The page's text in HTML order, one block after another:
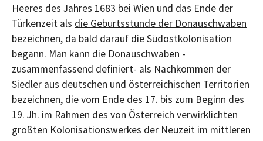
Heeres des Jahres 1683 bei Wien und das Ende der
Türkenzeit als die Geburtsstunde der Donauschwaben
bezeichnen, da bald darauf die Südostkolonisation
begann. Man kann die Donauschwaben -
zusammenfassend definiert- als Nachkommen der
Siedler aus deutschen und österreichischen Territorien
bezeichnen, die vom Ende des 17. bis zum Beginn des
19. Jh. im Rahmen des von Österreich verwirklichten
größten Kolonisationswerkes der Neuzeit im mittleren